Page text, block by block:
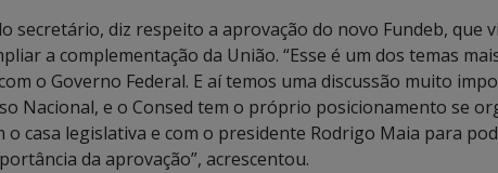
secretário, diz respeito a aprovação do novo Fundeb, que
a complementação da União. “Esse é um dos temas
o Governo Federal. E aí temos uma discussão muito
Nacional, e o Consed tem o próprio posicionamento se
casa legislativa e com o presidente Rodrigo Maia para
da aprovação”, acrescentou.